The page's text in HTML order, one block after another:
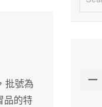
批號為
品的特
e
一